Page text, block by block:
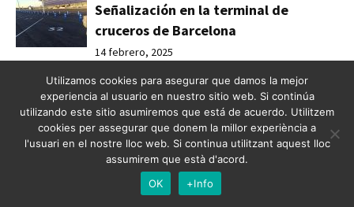
Señalización en la terminal de
cruceros de Barcelona
14 febrero, 2025
Señalización en la terminal de cruceros de Barcelona Señalización
vial par
Renovació vial a Tarragona
14 febrero, 2025
Renovació vial a Tarragona Descobreix com l'actualització de
Utilizamos cookies para asegurar que damos la mejor
experiencia al usuario en nuestro sitio web. Si continúa
utilizando este sitio asumiremos que está de acuerdo. Utilitzem
cookies per assegurar que donem la millor experiència a
l'usuari en el nostre lloc web. Si continua utilitzant aquest lloc
assumirem que està d'acord.
OK
+Info